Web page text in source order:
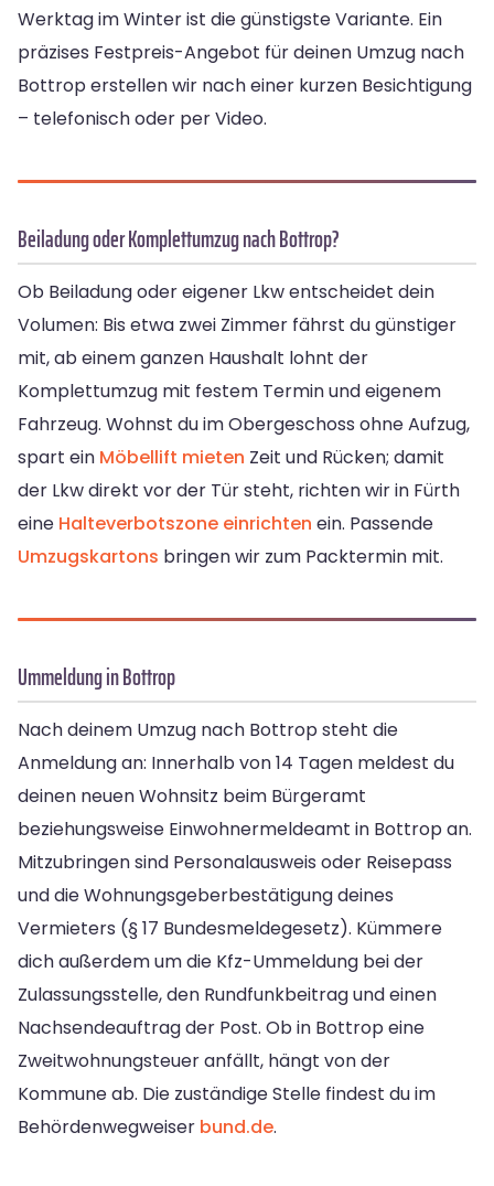
Werktag im Winter ist die günstigste Variante. Ein
präzises Festpreis-Angebot für deinen Umzug nach
Bottrop erstellen wir nach einer kurzen Besichtigung
– telefonisch oder per Video.
Beiladung oder Komplettumzug nach Bottrop?
Ob Beiladung oder eigener Lkw entscheidet dein
Volumen: Bis etwa zwei Zimmer fährst du günstiger
mit, ab einem ganzen Haushalt lohnt der
Komplettumzug mit festem Termin und eigenem
Fahrzeug. Wohnst du im Obergeschoss ohne Aufzug,
spart ein Möbellift mieten Zeit und Rücken; damit
der Lkw direkt vor der Tür steht, richten wir in Fürth
eine Halteverbotszone einrichten ein. Passende
Umzugskartons bringen wir zum Packtermin mit.
Ummeldung in Bottrop
Nach deinem Umzug nach Bottrop steht die
Anmeldung an: Innerhalb von 14 Tagen meldest du
deinen neuen Wohnsitz beim Bürgeramt
beziehungsweise Einwohnermeldeamt in Bottrop an.
Mitzubringen sind Personalausweis oder Reisepass
und die Wohnungsgeberbestätigung deines
Vermieters (§ 17 Bundesmeldegesetz). Kümmere
dich außerdem um die Kfz-Ummeldung bei der
Zulassungsstelle, den Rundfunkbeitrag und einen
Nachsendeauftrag der Post. Ob in Bottrop eine
Zweitwohnungsteuer anfällt, hängt von der
Kommune ab. Die zuständige Stelle findest du im
Behördenwegweiser bund.de.